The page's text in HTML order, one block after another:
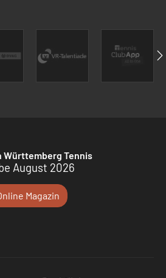
Württemberg Tennis
August 2026
Magazin